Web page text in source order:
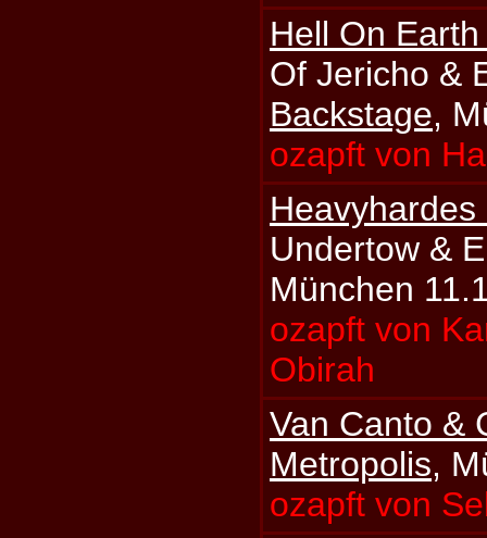
Hell On Earth
Of Jericho &
Backstage,
ozapft von
Undertow &
München
ozapft von
Obirah
Van Canto &
Metropolis,
ozapft von